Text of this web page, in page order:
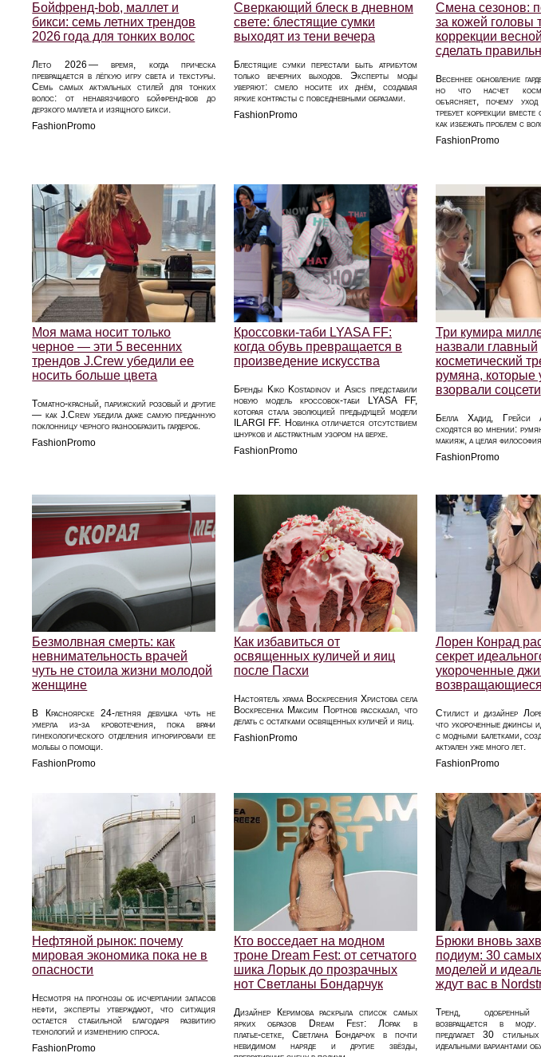
Бойфренд‑bob, маллет и
бикси: семь летних трендов
2026 года для тонких волос
Лето 2026 — время, когда прическа
превращается в лёгкую игру света и текстуры.
Семь самых актуальных стилей для тонких
волос: от ненавязчивого бойфренд‑bob до
дерзкого маллета и изящного бикси.
FashionPromo
Сверкающий блеск в дневном
свете: блестящие сумки
выходят из тени вечера
Блестящие сумки перестали быть атрибутом
только вечерних выходов. Эксперты моды
уверяют: смело носите их днём, создавая
яркие контрасты с повседневными образами.
FashionPromo
Смена сезонов:
за кожей головы
коррекции
сделать
Весеннее обновление
но что насчет
объясняет, почему
требует коррекции
как избежать проблем с
FashionPromo
Моя мама носит только
черное — эти 5 весенних
трендов J.Crew убедили ее
носить больше цвета
Томатно-красный, парижский розовый и другие
— как J.Crew убедила даже самую преданную
поклонницу черного разнообразить гардероб.
FashionPromo
Кроссовки-таби LYASA FF:
когда обувь превращается в
произведение искусства
Бренды Kiko Kostadinov и Asics представили
новую модель кроссовок-таби LYASA FF,
которая стала эволюцией предыдущей модели
ILARGI FF. Новинка отличается отсутствием
шнурков и абстрактным узором на верхе.
FashionPromo
Три кумира
назвали главный
косметический
румяна, которые
взорвали соцсети
Белла Хадид, Грейси
сходятся во мнении:
макияж, а целая
FashionPromo
Безмолвная смерть: как
невнимательность врачей
чуть не стоила жизни молодой
женщине
В Красноярске 24-летняя девушка чуть не
умерла из-за кровотечения, пока врачи
гинекологического отделения игнорировали ее
мольбы о помощи.
FashionPromo
Как избавиться от
освященных куличей и яиц
после Пасхи
Настоятель храма Воскресения Христова села
Воскресенка Максим Портнов рассказал, что
делать с остатками освященных куличей и яиц.
FashionPromo
Лорен Конрад
секрет
укороченные
возвращающиеся
Стилист и дизайнер
что укороченные джинсы
с модными балетками,
актуален уже много лет.
FashionPromo
Нефтяной рынок: почему
мировая экономика пока не в
опасности
Несмотря на прогнозы об исчерпании запасов
нефти, эксперты утверждают, что ситуация
остается стабильной благодаря развитию
технологий и изменению спроса.
FashionPromo
Кто восседает на модном
троне Dream Fest: от сетчатого
шика Лорык до прозрачных
нот Светланы Бондарчук
Дизайнер Керимова раскрыла список самых
ярких образов Dream Fest: Лорак в
платье‑сетке, Светлана Бондарчук в почти
невидимом наряде и другие звёзды,
Брюки вновь
подиум: 30
моделей и
ждут вас в
Тренд, одобренный
возвращается в
предлагает 30
идеальными вариантами